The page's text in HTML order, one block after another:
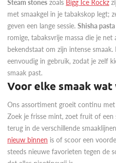
Steam stones zoals Bigg Ice Rockz
met smaakgel in je tabakskop legt;
geven een lange sessie. Shisha pasta
romige, tabaksvrije massa die je
bekendstaat om zijn intense
eenvoudig in gebruik, zodat je zelf
smaak past.
Voor elke smaak wat
Ons assortiment groeit continu
Zoek je frisse mint, zoet fruit of
terug in de verschillende
nieuw binnen is of scoor een
steeds nieuwe favorieten tegen de